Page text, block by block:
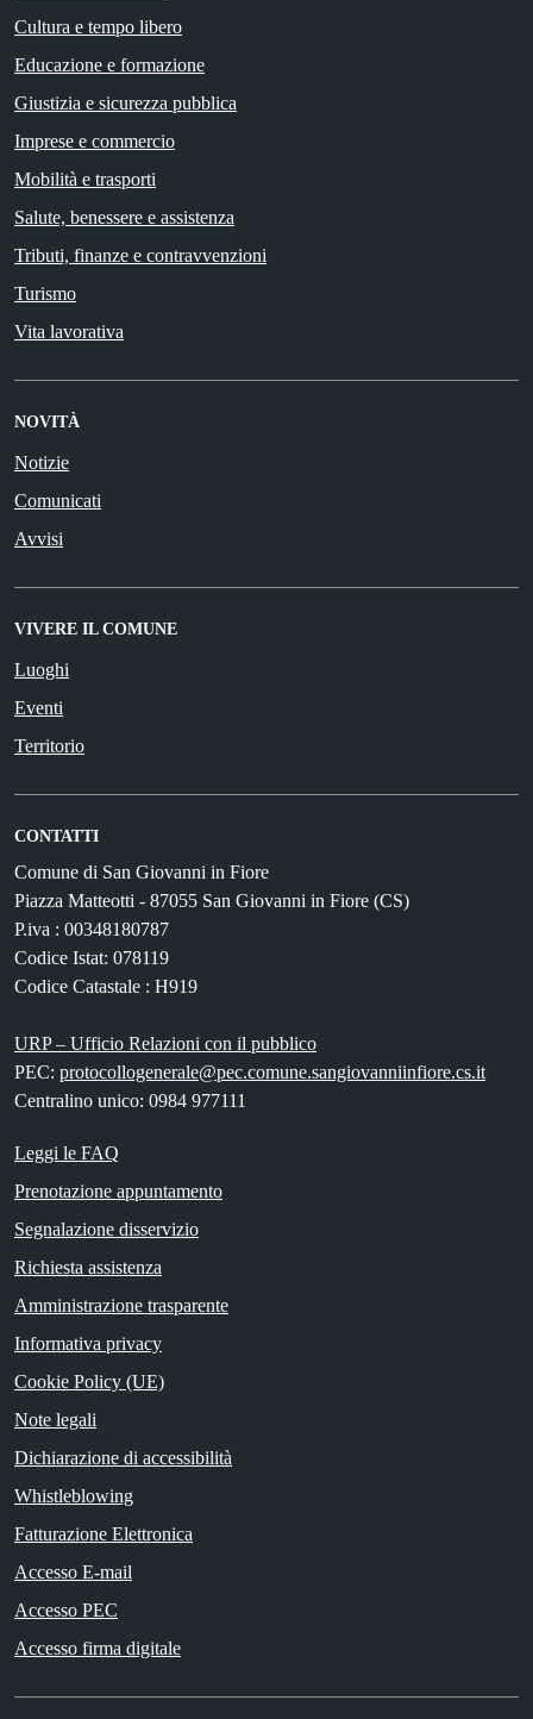
Cultura e tempo libero
Educazione e formazione
Giustizia e sicurezza pubblica
Imprese e commercio
Mobilità e trasporti
Salute, benessere e assistenza
Tributi, finanze e contravvenzioni
Turismo
Vita lavorativa
NOVITÀ
Notizie
Comunicati
Avvisi
VIVERE IL COMUNE
Luoghi
Eventi
Territorio
CONTATTI
Comune di San Giovanni in Fiore
Piazza Matteotti - 87055 San Giovanni in Fiore (CS)
P.iva : 00348180787
Codice Istat: 078119
Codice Catastale : H919
URP – Ufficio Relazioni con il pubblico
PEC: protocollogenerale@pec.comune.sangiovanniinfiore.cs.it
Centralino unico: 0984 977111
Leggi le FAQ
Prenotazione appuntamento
Segnalazione disservizio
Richiesta assistenza
Amministrazione trasparente
Informativa privacy
Cookie Policy (UE)
Note legali
Dichiarazione di accessibilità
Whistleblowing
Fatturazione Elettronica
Accesso E-mail
Accesso PEC
Accesso firma digitale